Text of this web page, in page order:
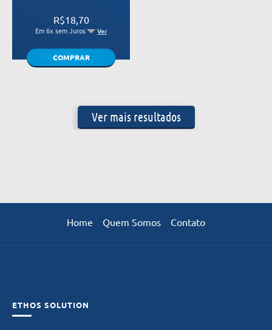
R$18,70
Em 6x sem Juros Ver
COMPRAR
Ver mais resultados
Home Quem Somos Contato
ETHOS SOLUTION